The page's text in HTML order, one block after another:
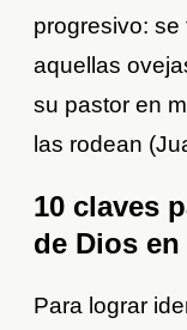
progresivo: se
aquellas
su pastor en
las rodean
10 claves
de Dios
Para lograr